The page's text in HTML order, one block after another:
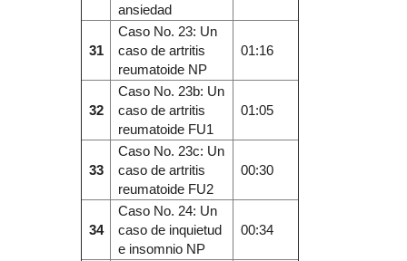
ansiedad
31
Caso No. 23: Un
caso de artritis
reumatoide NP
01:16
32
Caso No. 23b: Un
caso de artritis
reumatoide FU1
01:05
33
Caso No. 23c: Un
caso de artritis
reumatoide FU2
00:30
34
Caso No. 24: Un
caso de inquietud
e insomnio NP
00:34